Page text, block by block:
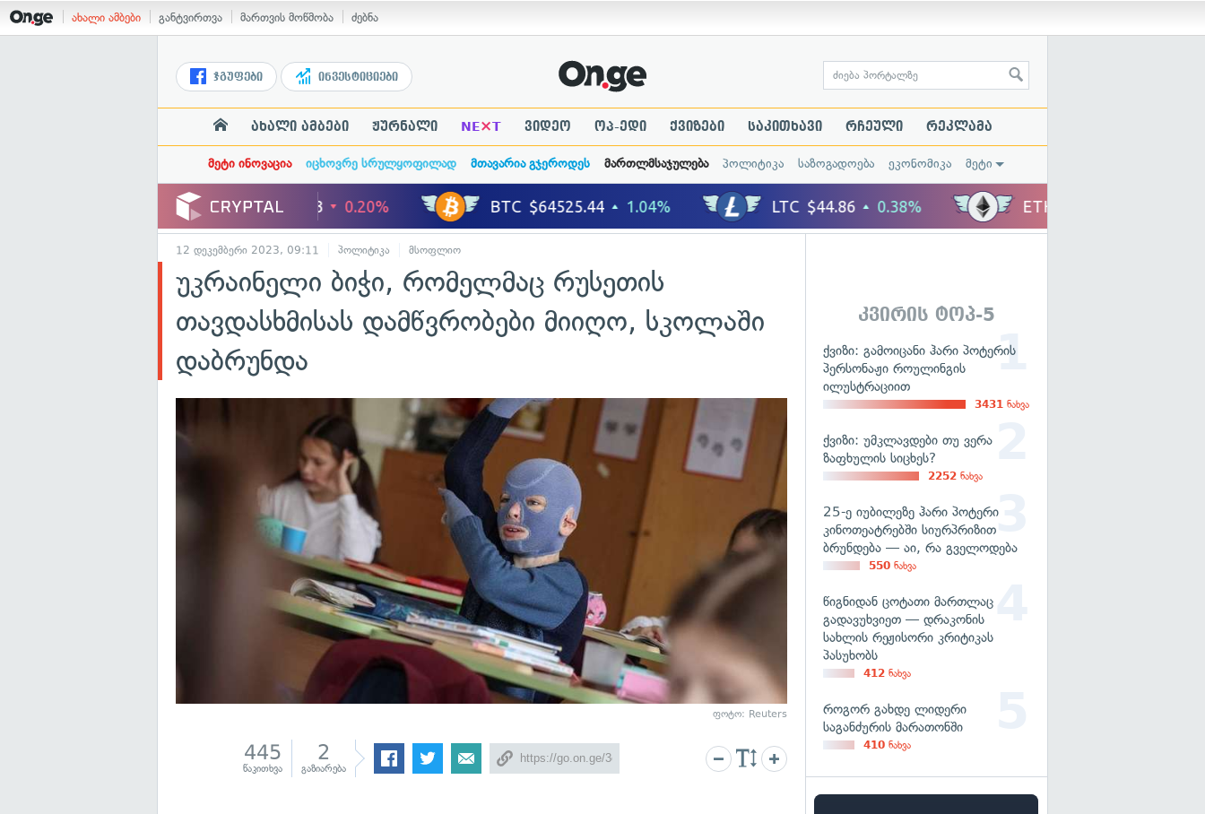
ახალი ამბები განტვირთვა მართვის მოწმობა ძებნა
ჯგუფები ინვესტიციები
ახალი ამბები ჟურნალი NE×T ვიდეო ოპ-ედი ქვიზები საკითხავი რჩეული რეკლამა
მეტი ინოვაცია იცხოვრე სრულყოფილად მთავარია გჯეროდეს მართლმსაჯულება პოლიტიკა საზოგადოება ეკონომიკა მეტი
12 დეკემბერი 2023, 09:11 პოლიტიკა მსოფლიო
უკრაინელი ბიჭი, რომელმაც რუსეთის
თავდასხმისას დამწვრობები მიიღო, სკოლაში
დაბრუნდა
ფოტო: Reuters
445
წაკითხვა
2
გაზიარება
კვირის ტოპ-5
ქვიზი: გამოიცანი ჰარი პოტერის
პერსონაჟი როულინგის
ილუსტრაციით
3431 ნახვა
ქვიზი: უმკლავდები თუ ვერა
ზაფხულის სიცხეს?
2252 ნახვა
25-ე იუბილეზე ჰარი პოტერი
კინოთეატრებში სიურპრიზით
ბრუნდება — აი, რა გველოდება
550 ნახვა
წიგნიდან ცოტათი მართლაც
გადავუხვიეთ — დრაკონის
სახლის რეჟისორი კრიტიკას
პასუხობს
412 ნახვა
როგორ გახდე ლიდერი
საგანძურის მარათონში
410 ნახვა